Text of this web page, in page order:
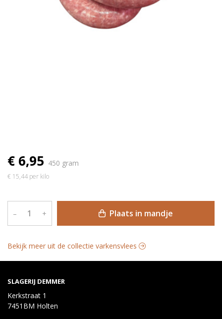
€ 6,95 450 gram
€ 15,44 per kilo
– + Plaats in mandje
Bekijk meer uit de collectie varkensvlees
SLAGERIJ DEMMER
Kerkstraat 1
7451BM Holten